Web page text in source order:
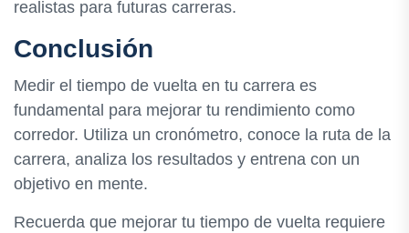
realistas para futuras carreras.
Conclusión
Medir el tiempo de vuelta en tu carrera es
fundamental para mejorar tu rendimiento como
corredor. Utiliza un cronómetro, conoce la ruta de la
carrera, analiza los resultados y entrena con un
objetivo en mente.
Recuerda que mejorar tu tiempo de vuelta requiere